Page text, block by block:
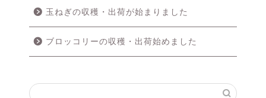
玉ねぎの収穫・出荷が始まりました
ブロッコリーの収穫・出荷始めました